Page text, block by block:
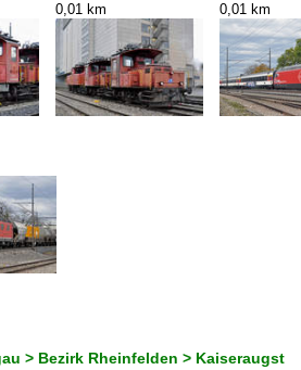
0,01 km 0,01 km
> Bezirk Rheinfelden > Kaiseraugst